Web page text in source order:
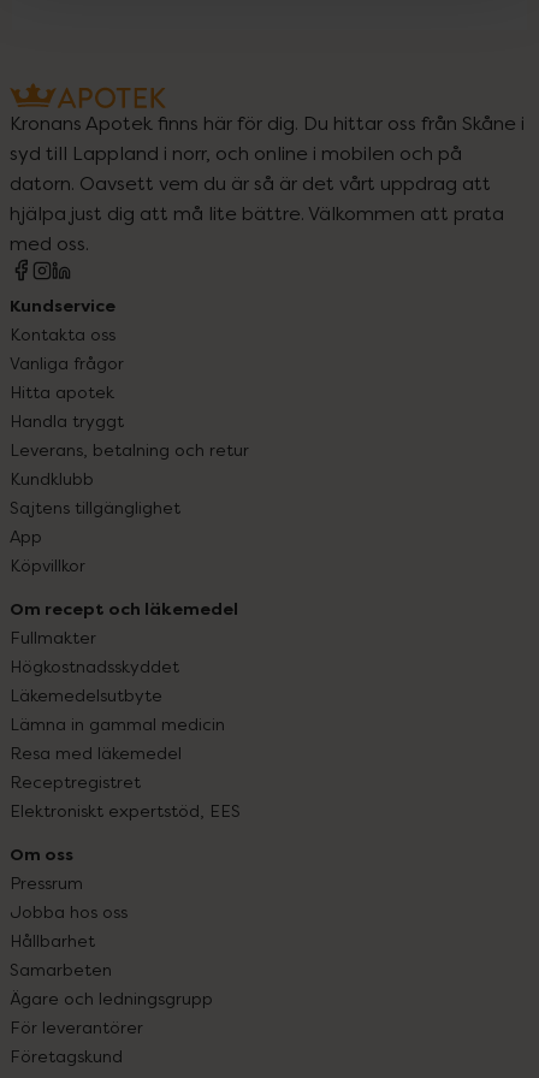
Kronans Apotek finns här för dig. Du hittar oss från Skåne i
syd till Lappland i norr, och online i mobilen och på
datorn. Oavsett vem du är så är det vårt uppdrag att
hjälpa just dig att må lite bättre. Välkommen att prata
med oss.
Kundservice
Kontakta oss
Vanliga frågor
Hitta apotek
Handla tryggt
Leverans, betalning och retur
Kundklubb
Sajtens tillgänglighet
App
Köpvillkor
Om recept och läkemedel
Fullmakter
Högkostnadsskyddet
Läkemedelsutbyte
Lämna in gammal medicin
Resa med läkemedel
Receptregistret
Elektroniskt expertstöd, EES
Om oss
Pressrum
Jobba hos oss
Hållbarhet
Samarbeten
Ägare och ledningsgrupp
För leverantörer
Företagskund